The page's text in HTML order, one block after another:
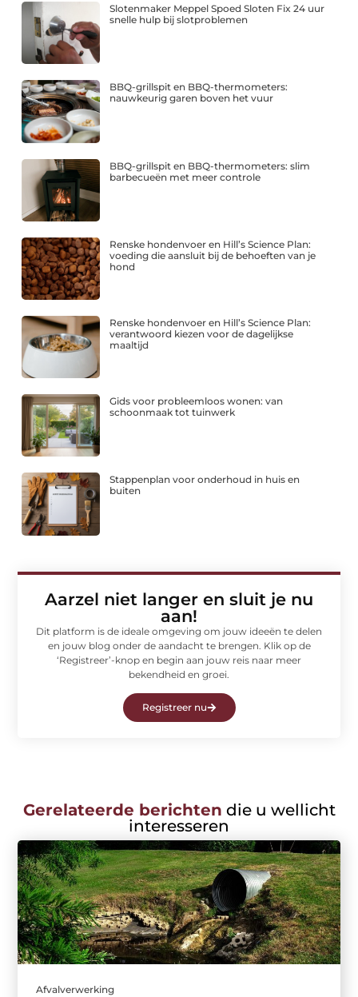
Slotenmaker Meppel Spoed Sloten Fix 24 uur
snelle hulp bij slotproblemen
BBQ-grillspit en BBQ-thermometers:
nauwkeurig garen boven het vuur
BBQ-grillspit en BBQ-thermometers: slim
barbecueën met meer controle
Renske hondenvoer en Hill’s Science Plan:
voeding die aansluit bij de behoeften van je
hond
Renske hondenvoer en Hill’s Science Plan:
verantwoord kiezen voor de dagelijkse
maaltijd
Gids voor probleemloos wonen: van
schoonmaak tot tuinwerk
Stappenplan voor onderhoud in huis en
buiten
Aarzel niet langer en sluit je nu
aan!
Dit platform is de ideale omgeving om jouw ideeën te delen
en jouw blog onder de aandacht te brengen. Klik op de
‘Registreer’-knop en begin aan jouw reis naar meer
bekendheid en groei.
Registreer nu
Gerelateerde berichten die u wellicht
interesseren
Afvalverwerking